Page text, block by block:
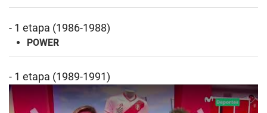
- 1 etapa (1986-1988)
POWER
- 1 etapa (1989-1991)